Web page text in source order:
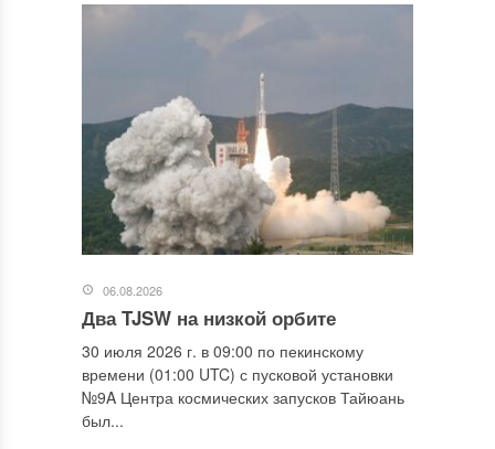
06.08.2026
Два TJSW на низкой орбите
30 июля 2026 г. в 09:00 по пекинскому
времени (01:00 UTC) с пусковой установки
№9A Центра космических запусков Тайюань
был...